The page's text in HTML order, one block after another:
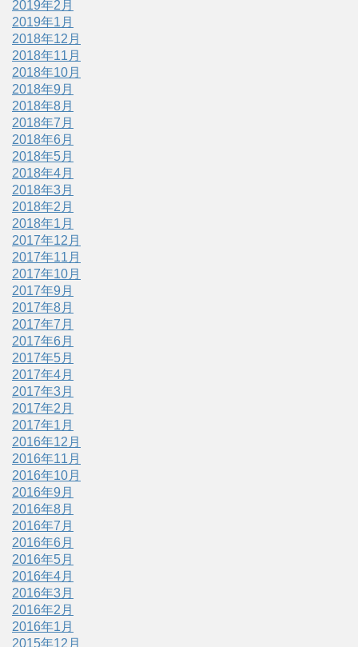
2019年2月
2019年1月
2018年12月
2018年11月
2018年10月
2018年9月
2018年8月
2018年7月
2018年6月
2018年5月
2018年4月
2018年3月
2018年2月
2018年1月
2017年12月
2017年11月
2017年10月
2017年9月
2017年8月
2017年7月
2017年6月
2017年5月
2017年4月
2017年3月
2017年2月
2017年1月
2016年12月
2016年11月
2016年10月
2016年9月
2016年8月
2016年7月
2016年6月
2016年5月
2016年4月
2016年3月
2016年2月
2016年1月
2015年12月